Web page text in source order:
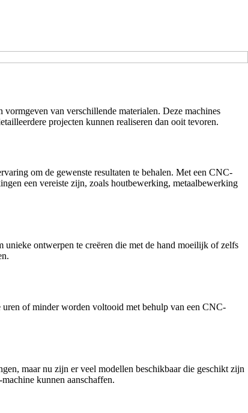
van verschillende materialen. Deze machines
projecten kunnen realiseren dan ooit tevoren.
om de gewenste resultaten te behalen. Met een CNC-
een vereiste zijn, zoals houtbewerking, metaalbewerking
ontwerpen te creëren die met de hand moeilijk of zelfs
of minder worden voltooid met behulp van een CNC-
maar nu zijn er veel modellen beschikbaar die geschikt zijn
kunnen aanschaffen.